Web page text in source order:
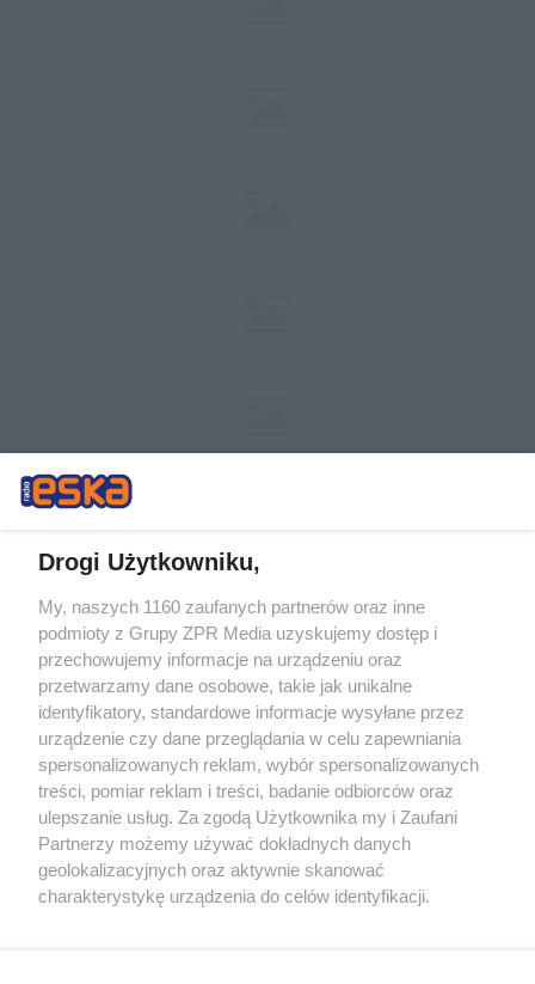
Żaden utwór zamieszczony w serwisie nie może być powielany i
rozpowszechniany lub dalej rozpowszechniany w jakikolwiek sposób (w
tym także elektroniczny lub mechaniczny) na jakimkolwiek polu
eksploatacji w jakiejkolwiek formie, włącznie z umieszczaniem w
Internecie bez pisemnej zgody właściciela praw. Jakiekolwiek użycie lub
wykorzystanie utworów w całości lub w części z naruszeniem prawa,
tzn. bez właściwej zgody, jest zabronione pod groźbą kary i może być
ścigane prawnie.
Drogi Użytkowniku,
My, naszych 1160 zaufanych partnerów oraz inne
podmioty z Grupy ZPR Media uzyskujemy dostęp i
przechowujemy informacje na urządzeniu oraz
przetwarzamy dane osobowe, takie jak unikalne
identyfikatory, standardowe informacje wysyłane przez
urządzenie czy dane przeglądania w celu zapewniania
spersonalizowanych reklam, wybór spersonalizowanych
treści, pomiar reklam i treści, badanie odbiorców oraz
ulepszanie usług. Za zgodą Użytkownika my i Zaufani
Partnerzy możemy używać dokładnych danych
geolokalizacyjnych oraz aktywnie skanować
charakterystykę urządzenia do celów identyfikacji.